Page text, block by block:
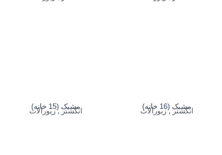
مشبک (16 خانه)
انگشتر , زیورآلات
مشبک (15 خانه)
انگشتر , زیورآلات